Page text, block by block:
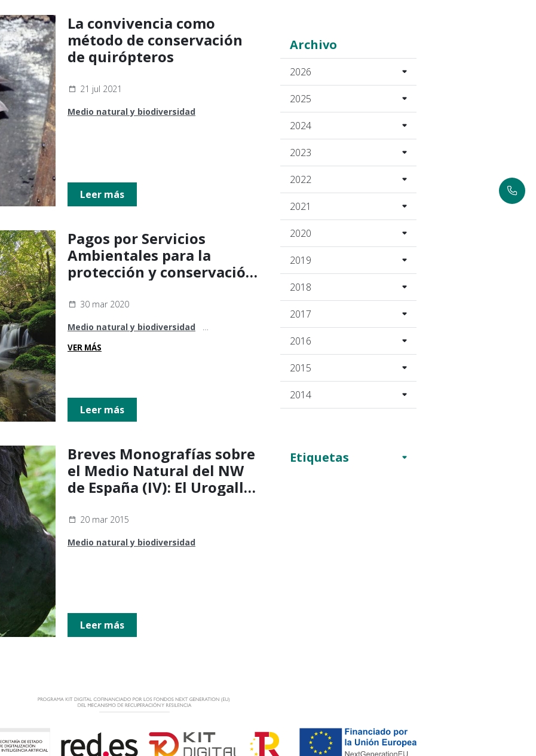
Archivo
2026
2025
2024
2023
2022
2021
2020
2019
2018
2017
2016
2015
2014
Etiquetas
La convivencia como
método de conservación
de quirópteros
21 jul 2021
Medio natural y biodiversidad
Leer más
Pagos por Servicios
Ambientales para la
protección y conservación
30 mar 2020
Medio natural y biodiversidad
Sostenibilidad y cambio climático
VER MÁS
Leer más
Breves Monografías sobre
el Medio Natural del NW
de España (IV): El Urogallo
urogallus cantabricus)
20 mar 2015
Medio natural y biodiversidad
Leer más